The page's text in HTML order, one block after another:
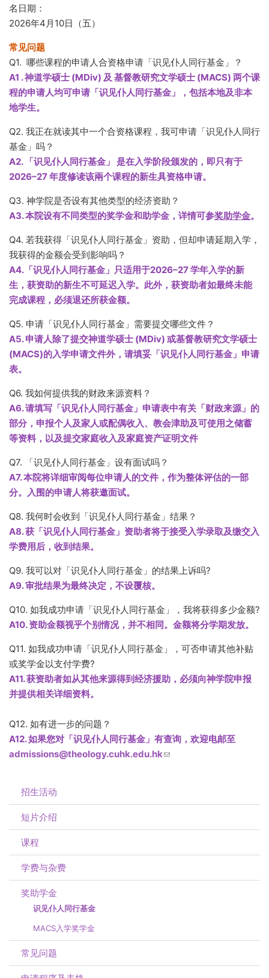
名日期：
2026年4月10日（五）
常见问题
Q1. 哪些课程的申请人合资格申请「识见仆人同行基金」？
A1 . 神道学硕士 (MDiv) 及 基督教研究文学硕士 (MACS) 两个课
程的申请人均可申请「识见仆人同行基金」，包括本地及非本
地学生。
Q2. 我正在就读其中一个合资格课程，我可申请「识见仆人同行
基金」吗？
A2. 「识见仆人同行基金」 是在入学阶段颁发的，即只有于
2026–27 年度修读该兩个课程的新生具资格申请。
Q3. 神学院是否设有其他类型的经济资助？
A3. 本院设有不同类型的奖学金和助学金，详情可参奖助学金。
Q4. 若我获得「识见仆人同行基金」资助，但却申请延期入学，
我获得的金额会受到影响吗？
A4.「识见仆人同行基金」只适用于2026–27 学年入学的新
生，获资助的新生不可延迟入学。此外，获资助者如最终未能
完成课程，必须退还所获金额。
Q5. 申请「识见仆人同行基金」需要提交哪些文件？
A5. 申请人除了提交神道学硕士 (MDiv) 或基督教研究文学硕士
(MACS)的入学申请文件外，请填妥「识见仆人同行基金」申请
表。
Q6. 我如何提供我的财政来源资料？
A6. 请填写「识见仆人同行基金」申请表中有关「财政来源」的
部分，申报个人及家人或配偶收入、教会津助及可使用之储蓄
等资料，以及提交家庭收入及家庭资产证明文件
Q7. 「识见仆人同行基金」设有面试吗？
A7. 本院将详细审阅每位申请人的文件，作为整体评估的一部
分。入围的申请人将获邀面试。
Q8. 我何时会收到「识见仆人同行基金」结果？
A8. 获「识见仆人同行基金」资助者将于接受入学录取及缴交入
学费用后，收到结果。
Q9. 我可以对「识见仆人同行基金」的结果上诉吗?
A9. 审批结果为最终决定，不设覆核。
Q10. 如我成功申请「识见仆人同行基金」，我将获得多少金额?
A10. 资助金额视乎个别情况，并不相同。金额将分学期发放。
Q11. 如我成功申请「识见仆人同行基金」，可否申请其他补贴
或奖学金以支付学费?
A11. 获资助者如从其他来源得到经济援助，必须向神学院申报
并提供相关详细资料。
Q12. 如有进一步的问题？
A12. 如果您对「识见仆人同行基金」有查询，欢迎电邮至
admissions@theology.cuhk.edu.hk(link sends e-mail)
招生活动
短片介绍
课程
学费与杂费
奖助学金
识见仆人同行基金
MACS入学奖学金
常见问题